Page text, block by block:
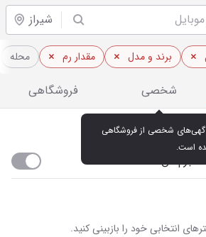
شیراز
برند و مدل مقدار رم محله
شخصی فروشگاهی
است.
روز موبایل در شیراز
خبرم کن
انتخابی خود را بازبینی کنید.